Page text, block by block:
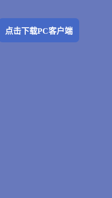
点击下载PC客户端